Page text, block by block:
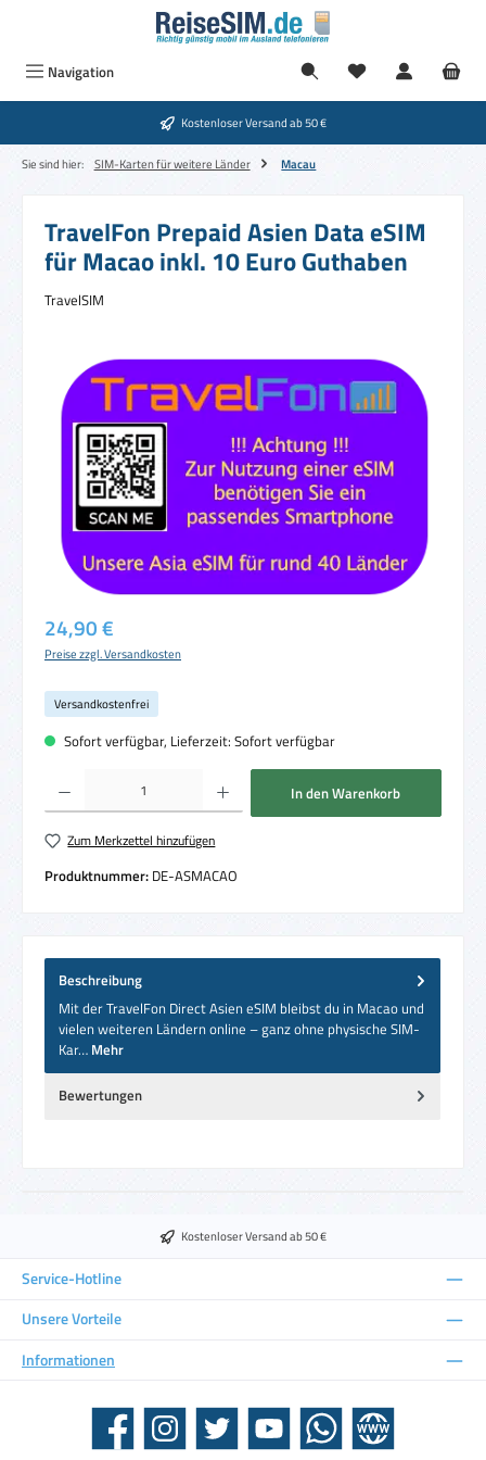
Zum Hauptinhalt springen
Navigation
Kostenloser Versand ab 50 €
Sie sind hier: SIM-Karten für weitere Länder Macau
TravelFon Prepaid Asien Data eSIM
für Macao inkl. 10 Euro Guthaben
TravelSIM
Bildergalerie überspringen
Regulärer Preis:
24,90 €
Preise zzgl. Versandkosten
Versandkostenfrei
Sofort verfügbar, Lieferzeit: Sofort verfügbar
Produkt Anzahl: Gib den gewünschten Wert ein oder benutze die Schaltflächen um
In den Warenkorb
Zum Merkzettel hinzufügen
Produktnummer: DE-ASMACAO
Beschreibung
Mit der TravelFon Direct Asien eSIM bleibst du in Macao und
vielen weiteren Ländern online – ganz ohne physische SIM-
Kar… Mehr
Bewertungen
Kostenloser Versand ab 50 €
Service-Hotline
Unsere Vorteile
Informationen
Facebook Instagram Twitter YouTube WhatsApp Website